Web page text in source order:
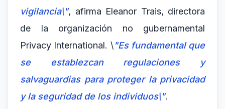
vigilancia\", afirma Eleanor Trais, directora
de la organización no gubernamental
Privacy International. \"Es fundamental que
se establezcan regulaciones y
salvaguardias para proteger la privacidad
y la seguridad de los individuos\".